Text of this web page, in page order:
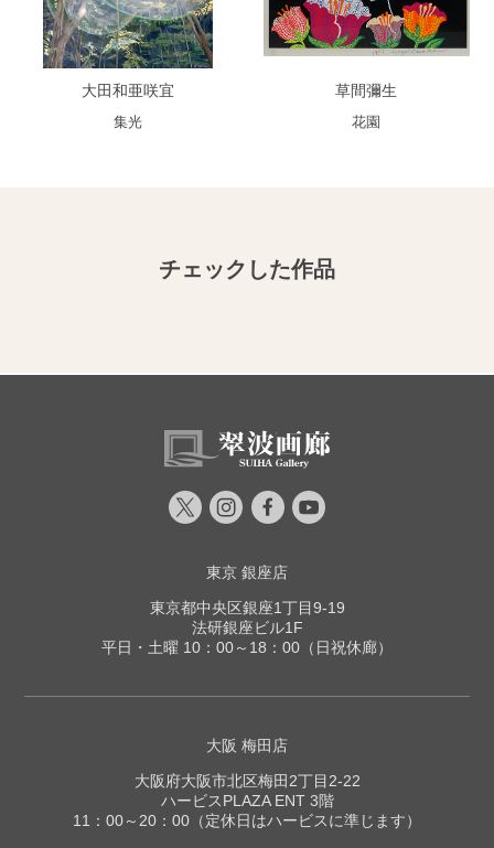
大田和亜咲宜
集光
草間彌生
花園
チェックした作品
東京 銀座店
東京都中央区銀座1丁目9-19
法研銀座ビル1F
平日・土曜 10：00～18：00（日祝休廊）
大阪 梅田店
大阪府大阪市北区梅田2丁目2-22
ハービスPLAZA ENT 3階
11：00～20：00（定休日はハービスに準じます）